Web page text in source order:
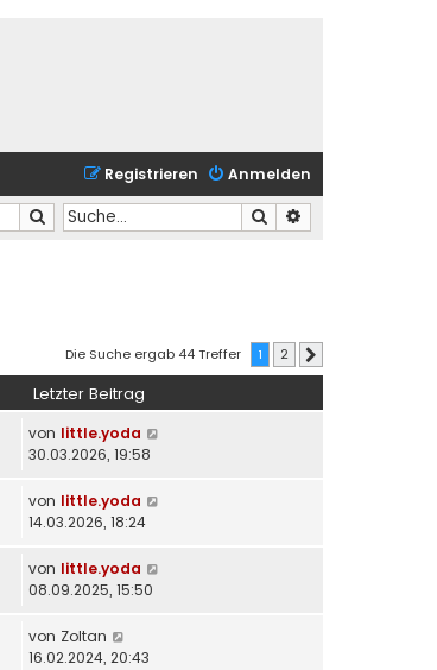
Anmelden
Registrieren
Suche
Suche
Die Suche ergab 44 Treffer 1 2
Letzter Beitrag
von little.yoda
30.03.2026, 19:58
von little.yoda
14.03.2026, 18:24
von little.yoda
08.09.2025, 15:50
von Zoltan
16.02.2024, 20:43